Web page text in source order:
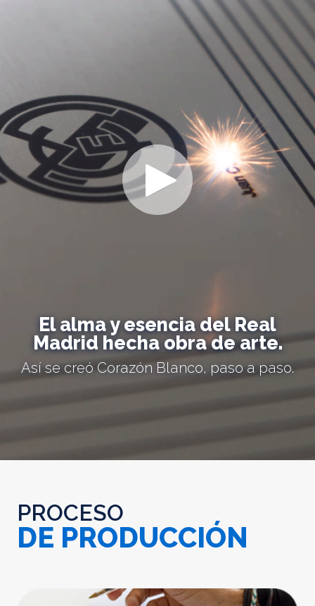
El alma y esencia del Real
Madrid hecha obra de arte.
Así se creó Corazón Blanco, paso a paso.
PROCESO
DE PRODUCCIÓN